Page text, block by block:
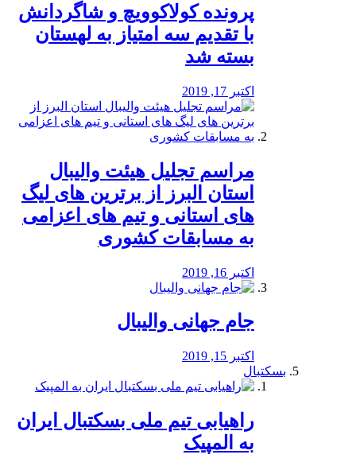
پرونده کولاکوویچ و شاگردانش
با تقدیم سه امتیاز به لهستان
بسته شد
اکتبر 17, 2019
مراسم تجلیل هیئت والیبال
استان البرز از برترین های لیگ
های استانی و تیم های اعزامی
به مسابقات کشوری
اکتبر 16, 2019
جام جهانی والیبال
اکتبر 15, 2019
بسکتبال
راهیابی تیم ملی بسکتبال ایران
به المپیک